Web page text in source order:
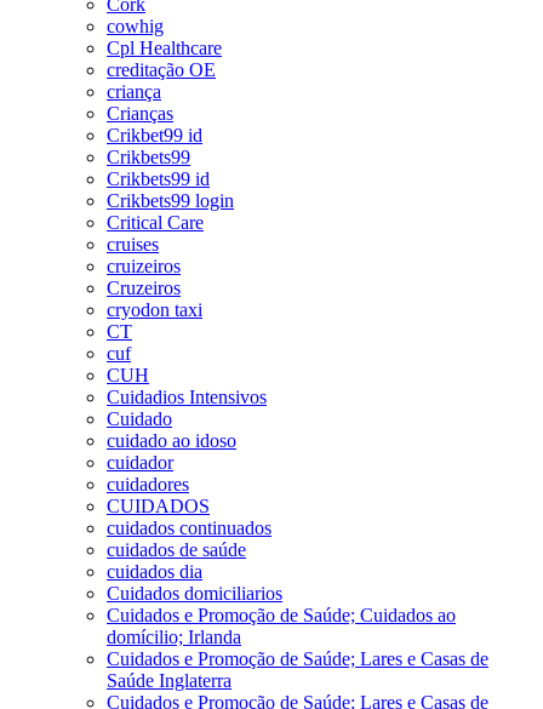
cowhig
Cpl Healthcare
creditação OE
criança
Crianças
Crikbet99 id
Crikbets99
Crikbets99 id
Crikbets99 login
Critical Care
cruises
cruizeiros
Cruzeiros
cryodon taxi
CT
cuf
CUH
Cuidadios Intensivos
Cuidado
cuidado ao idoso
cuidador
cuidadores
CUIDADOS
cuidados continuados
cuidados de saúde
cuidados dia
Cuidados domiciliarios
Cuidados e Promoção de Saúde; Cuidados ao
domícilio; Irlanda
Cuidados e Promoção de Saúde; Lares e Casas de
Saúde Inglaterra
Cuidados e Promoção de Saúde; Lares e Casas de